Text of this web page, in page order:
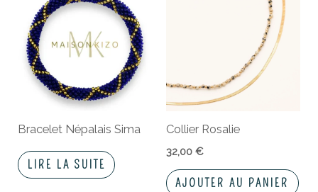
Bracelet Népalais Sima
LIRE LA SUITE
Collier Rosalie
32,00 €
AJOUTER AU PANIER